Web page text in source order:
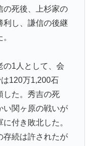
の死後、上杉家の
利し、謙信の後継
の1人として、会
120万1,200石
した。秀吉の死
い関ヶ原の戦いが
付き敗北した。
存続は許されたが